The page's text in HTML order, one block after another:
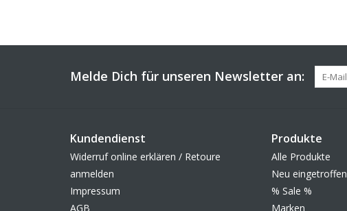
Melde Dich für unseren Newsletter an:
Kundendienst
Widerruf online erklären / Retoure
anmelden
Impressum
AGB
Produkte
Alle Produkte
Neu eingetroffen
% Sale %
Marken